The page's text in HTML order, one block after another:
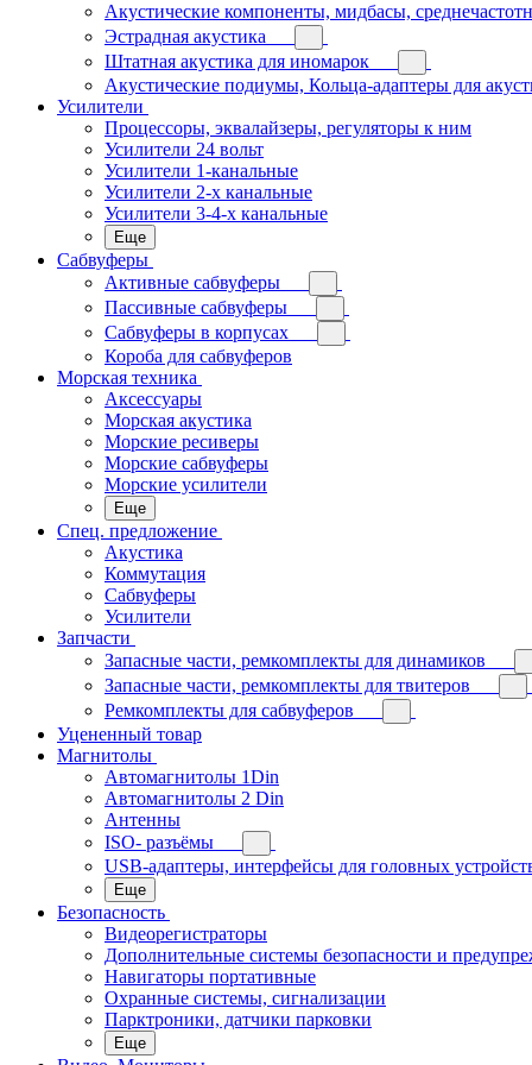
Акустические компоненты, мидбасы,
Эстрадная акустика
Штатная акустика для иномарок
Акустические подиумы, Кольца-адаптеры для
Усилители
Процессоры, эквалайзеры, регуляторы к ним
Усилители 24 вольт
Усилители 1-канальные
Усилители 2-х канальные
Усилители 3-4-х канальные
Еще
Сабвуферы
Активные сабвуферы
Пассивные сабвуферы
Сабвуферы в корпусах
Короба для сабвуферов
Морская техника
Аксессуары
Морская акустика
Морские ресиверы
Морские сабвуферы
Морские усилители
Еще
Спец. предложение
Акустика
Коммутация
Сабвуферы
Усилители
Запчасти
Запасные части, ремкомплекты для динамиков
Запасные части, ремкомплекты для твитеров
Ремкомплекты для сабвуферов
Уцененный товар
Магнитолы
Автомагнитолы 1Din
Автомагнитолы 2 Din
Антенны
ISO- разъёмы
USB-адаптеры, интерфейсы для головных
Еще
Безопасность
Видеорегистраторы
Дополнительные системы безопасности и
Навигаторы портативные
Охранные системы, сигнализации
Парктроники, датчики парковки
Еще